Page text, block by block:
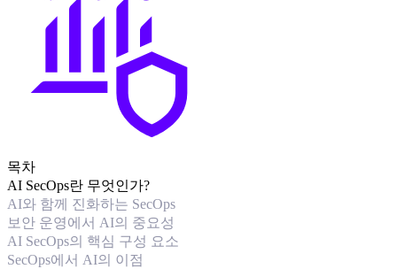
목차
AI SecOps란 무엇인가?
AI와 함께 진화하는 SecOps
보안 운영에서 AI의 중요성
AI SecOps의 핵심 구성 요소
SecOps에서 AI의 이점